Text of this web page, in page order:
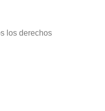
los derechos